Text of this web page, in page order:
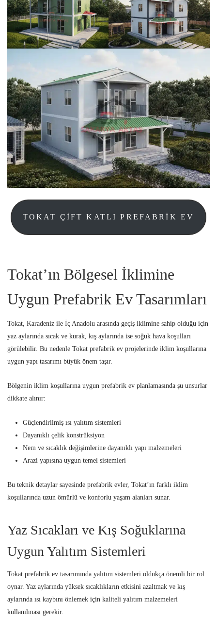
TOKAT ÇIFT KATLI PREFABRIK EV
Tokat’ın Bölgesel İklimine
Uygun Prefabrik Ev Tasarımları
Tokat, Karadeniz ile İç Anadolu arasında geçiş iklimine sahip olduğu için
yaz aylarında sıcak ve kurak, kış aylarında ise soğuk hava koşulları
görülebilir. Bu nedenle Tokat prefabrik ev projelerinde iklim koşullarına
uygun yapı tasarımı büyük önem taşır.
Bölgenin iklim koşullarına uygun prefabrik ev planlamasında şu unsurlar
dikkate alınır:
Güçlendirilmiş ısı yalıtım sistemleri
Dayanıklı çelik konstrüksiyon
Nem ve sıcaklık değişimlerine dayanıklı yapı malzemeleri
Arazi yapısına uygun temel sistemleri
Bu teknik detaylar sayesinde prefabrik evler, Tokat’ın farklı iklim
koşullarında uzun ömürlü ve konforlu yaşam alanları sunar.
Yaz Sıcakları ve Kış Soğuklarına
Uygun Yalıtım Sistemleri
Tokat prefabrik ev tasarımında yalıtım sistemleri oldukça önemli bir rol
oynar. Yaz aylarında yüksek sıcaklıkların etkisini azaltmak ve kış
aylarında ısı kaybını önlemek için kaliteli yalıtım malzemeleri
kullanılması gerekir.